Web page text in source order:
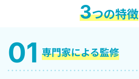
3つの特徴
専門家による監修